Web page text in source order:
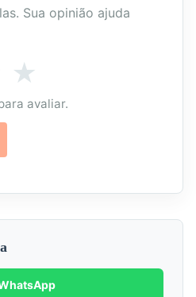
Sua opinião ajuda
★
5
estrelas
avaliar.